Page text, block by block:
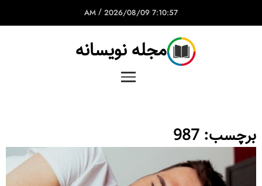
7:10:57 AM
/ 2026/08/09
مجله نویسانه
برچسب: 987